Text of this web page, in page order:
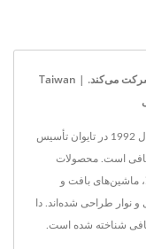
DAHU در ITMA ASIA + CITMA سنگاپور 2025 شرکت می‌کند. | Taiwan
شرکت DAH HEER INDUSTRIAL Co., Ltd. در سال 1992 در تایوان تأسیس
بافی است. محصولات
ماشین‌های بافت و
نوار طراحی شده‌اند. دا
شناخته شده است.